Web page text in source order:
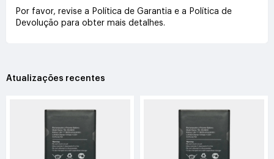
Por favor, revise a Política de Garantia e a Política de
Devolução para obter mais detalhes.
Atualizações recentes